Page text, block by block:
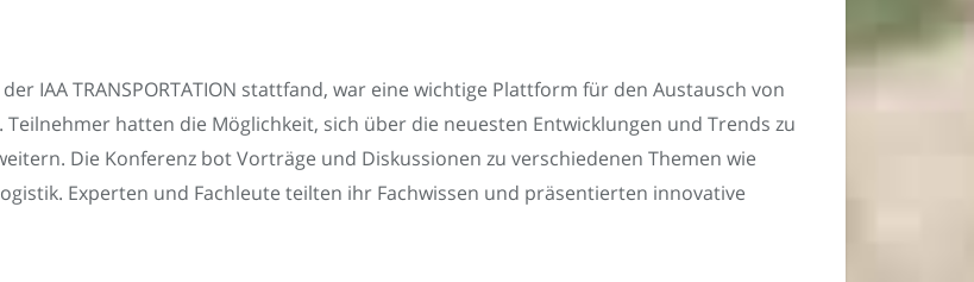
IAA TRANSPORTATION stattfand, war eine wichtige Plattform für den Austausch von
hatten die Möglichkeit, sich über die neuesten Entwicklungen und Trends zu
Die Konferenz bot Vorträge und Diskussionen zu verschiedenen Themen wie
Experten und Fachleute teilten ihr Fachwissen und präsentierten innovative